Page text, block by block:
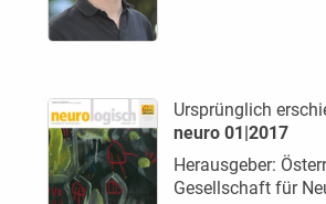
Ursprünglich
neuro 01|2017
Herausgeber:
Gesellschaft für